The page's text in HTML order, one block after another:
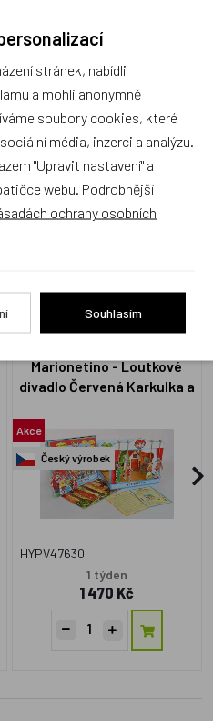
ohodnotí!
Marionetino - Loutkové
divadlo Červená Karkulka a
Pohádek plných fantazie a
vzdělání
Akce
Český výrobek
HYPV47630
1 týden
1 470 Kč
stránek, nabídli
a mohli anonymně
soubory cookies, které
média, inzerci a analýzu.
"Upravit nastavení" a
webu. Podrobnější
ochrany osobních
Souhlasím